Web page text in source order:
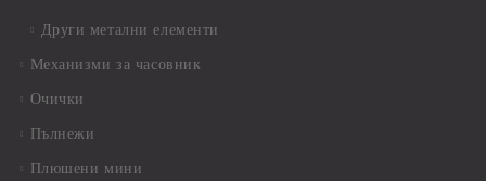
Други метални елементи
Механизми за часовник
Очички
Пълнежи
Плюшени мини